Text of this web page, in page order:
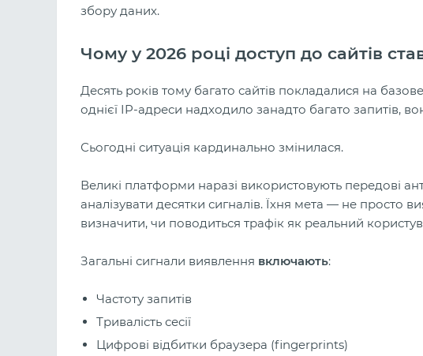
збору даних.
Чому у 2026 році доступ до сайтів
Десять років тому багато сайтів покладалися на
однієї IP-адреси надходило занадто багато запитів,
Сьогодні ситуація кардинально змінилася.
Великі платформи наразі використовують передові
аналізувати десятки сигналів. Їхня мета — не просто
визначити, чи поводиться трафік як реальний
Загальні сигнали виявлення включають:
Частоту запитів
Тривалість сесії
Цифрові відбитки браузера (fingerprints)